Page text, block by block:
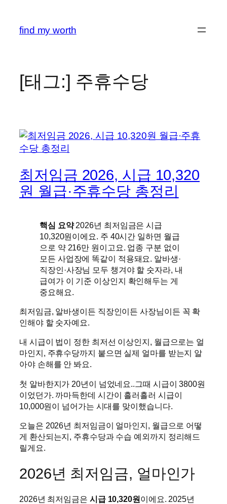
find my worth
[태그:] 주휴수당
최저임금 2026, 시급 10,320
원 월급·주휴수당 총정리
핵심 요약2026년 최저임금은 시급
10,320원이에요. 주 40시간 일하면 월급
으로 약 216만 원이고요. 업종 구분 없이
모든 사업장에 똑같이 적용돼요. 알바생·
직장인·사장님 모두 챙겨야 할 숫자라, 내
급여가 이 기준 이상인지 확인해두는 게
중요해요.
최저임금, 알바생이든 직장인이든 사장님이든 꼭 확
인해야 할 숫자예요.
내 시급이 법이 정한 최저선 이상인지, 월급으로는 얼
마인지, 주휴수당까지 붙으면 실제 얼마를 받는지 알
아야 손해를 안 봐요.
첫 알바한지가 20년이 넘었네요..그때 시급이 3800원
이었던가. 까마득한데 시간이 흘러흘러 시급이
10,000원이 넘어가는 시대를 맞이했습니다.
오늘은 2026년 최저임금이 얼마인지, 월급으로 어떻
게 환산되는지, 주휴수당과 수습 예외까지 정리해드
릴게요.
2026년 최저임금, 얼마인가
2026년 최저임금은 시급 10,320원이에요. 2025년